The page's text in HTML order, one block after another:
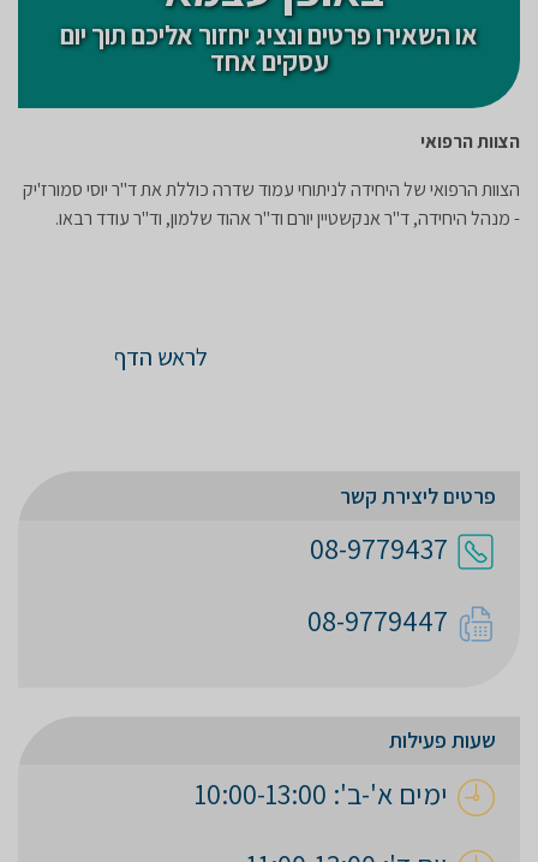
או השאירו פרטים ונציג יחזור אליכם תוך יום
עסקים אחד
הצוות הרפואי
הצוות הרפואי של היחידה לניתוחי עמוד שדרה כוללת את ד"ר יוסי סמורז'יק
- מנהל היחידה, ד"ר אנקשטיין יורם וד"ר אהוד שלמון​, וד"ר עודד רבאו.
לראש הדף
פרטים ליצירת קשר
08-9779437
08-9779447
שעות פעילות
ימים א'-ב': 10:00-13:00